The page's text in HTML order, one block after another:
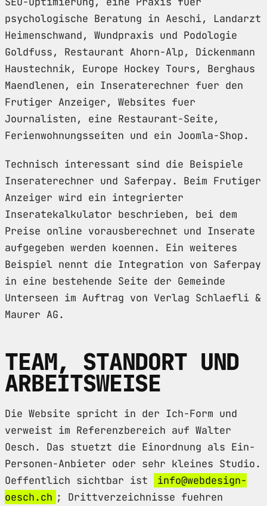
psychologische Beratung in Aeschi, Landarzt
Heimenschwand, Wundpraxis und Podologie
Goldfuss, Restaurant Ahorn-Alp, Dickenmann
Haustechnik, Europe Hockey Tours, Berghaus
Maendlenen, ein Inseraterechner fuer den
Frutiger Anzeiger, Websites fuer
Journalisten, eine Restaurant-Seite,
Ferienwohnungsseiten und ein Joomla-Shop.
Technisch interessant sind die Beispiele
Inseraterechner und Saferpay. Beim Frutiger
Anzeiger wird ein integrierter
Inseratekalkulator beschrieben, bei dem
Preise online vorausberechnet und Inserate
aufgegeben werden koennen. Ein weiteres
Beispiel nennt die Integration von Saferpay
in eine bestehende Seite der Gemeinde
Unterseen im Auftrag von Verlag Schlaefli &
Maurer AG.
TEAM, STANDORT UND
ARBEITSWEISE
Die Website spricht in der Ich-Form und
verweist im Referenzbereich auf Walter
Oesch. Das stuetzt die Einordnung als Ein-
Personen-Anbieter oder sehr kleines Studio.
Oeffentlich sichtbar ist
info@webdesign-
oesch.ch ; Drittverzeichnisse fuehren